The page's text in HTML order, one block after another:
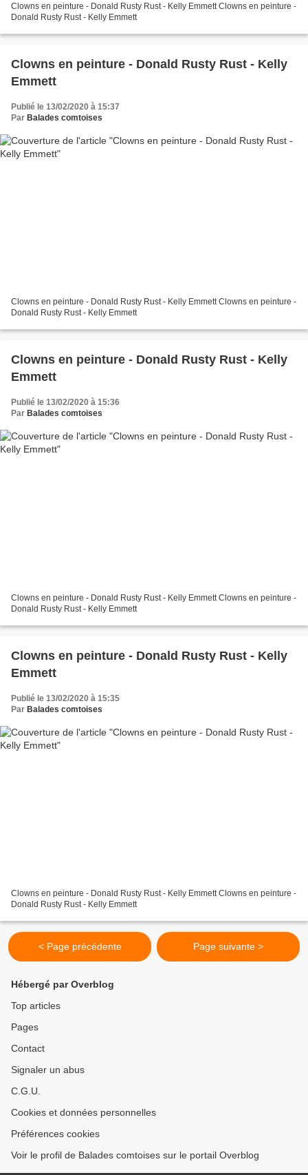
Clowns en peinture - Donald Rusty Rust - Kelly Emmett Clowns en peinture -
Donald Rusty Rust - Kelly Emmett
Clowns en peinture - Donald Rusty Rust - Kelly
Emmett
Publié le 13/02/2020 à 15:37
Par Balades comtoises
Clowns en peinture - Donald Rusty Rust - Kelly Emmett Clowns en peinture -
Donald Rusty Rust - Kelly Emmett
Clowns en peinture - Donald Rusty Rust - Kelly
Emmett
Publié le 13/02/2020 à 15:36
Par Balades comtoises
Clowns en peinture - Donald Rusty Rust - Kelly Emmett Clowns en peinture -
Donald Rusty Rust - Kelly Emmett
Clowns en peinture - Donald Rusty Rust - Kelly
Emmett
Publié le 13/02/2020 à 15:35
Par Balades comtoises
Clowns en peinture - Donald Rusty Rust - Kelly Emmett Clowns en peinture -
Donald Rusty Rust - Kelly Emmett
< Page précédente Page suivante >
Hébergé par Overblog
Top articles
Pages
Contact
Signaler un abus
C.G.U.
Cookies et données personnelles
Préférences cookies
Voir le profil de Balades comtoises sur le portail Overblog